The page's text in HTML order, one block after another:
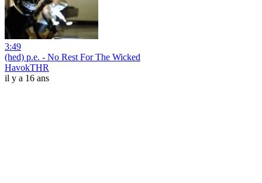
3:49
(hed) p.e. - No Rest For The Wicked
HavokTHR
il y a 16 ans